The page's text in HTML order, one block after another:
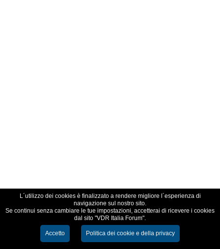
L´utilizzo dei cookies è finalizzato a rendere migliore l´esperienza di
navigazione sul nostro sito.
Se continui senza cambiare le tue impostazioni, accetterai di ricevere i cookies
dal sito "VDR Italia Forum".
Accetto Politica dei cookie e della privacy